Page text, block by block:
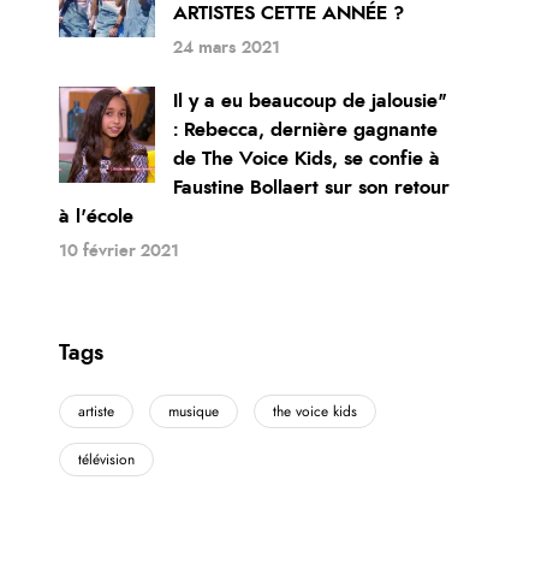
ARTISTES CETTE ANNÉE ?
24 mars 2021
Il y a eu beaucoup de jalousie"
: Rebecca, dernière gagnante
de The Voice Kids, se confie à
Faustine Bollaert sur son retour
à l'école
10 février 2021
Tags
artiste musique the voice kids
télévision